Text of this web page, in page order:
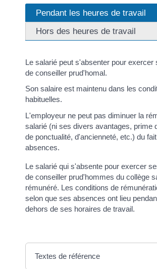
Pendant les heures de travail
Hors des heures de travail
Le salarié peut s'absenter pour exercer
de conseiller prud'homal.
Son salaire est maintenu dans les
habituelles.
L'employeur ne peut pas diminuer la
salarié (ni ses divers avantages, prime
de ponctualité, d'ancienneté, etc.) du
absences.
Le salarié qui s'absente pour exercer
de conseiller prud'hommes du collège
rémunéré. Les conditions de
selon que ses absences ont lieu
dehors de ses horaires de travail.
Textes de référence